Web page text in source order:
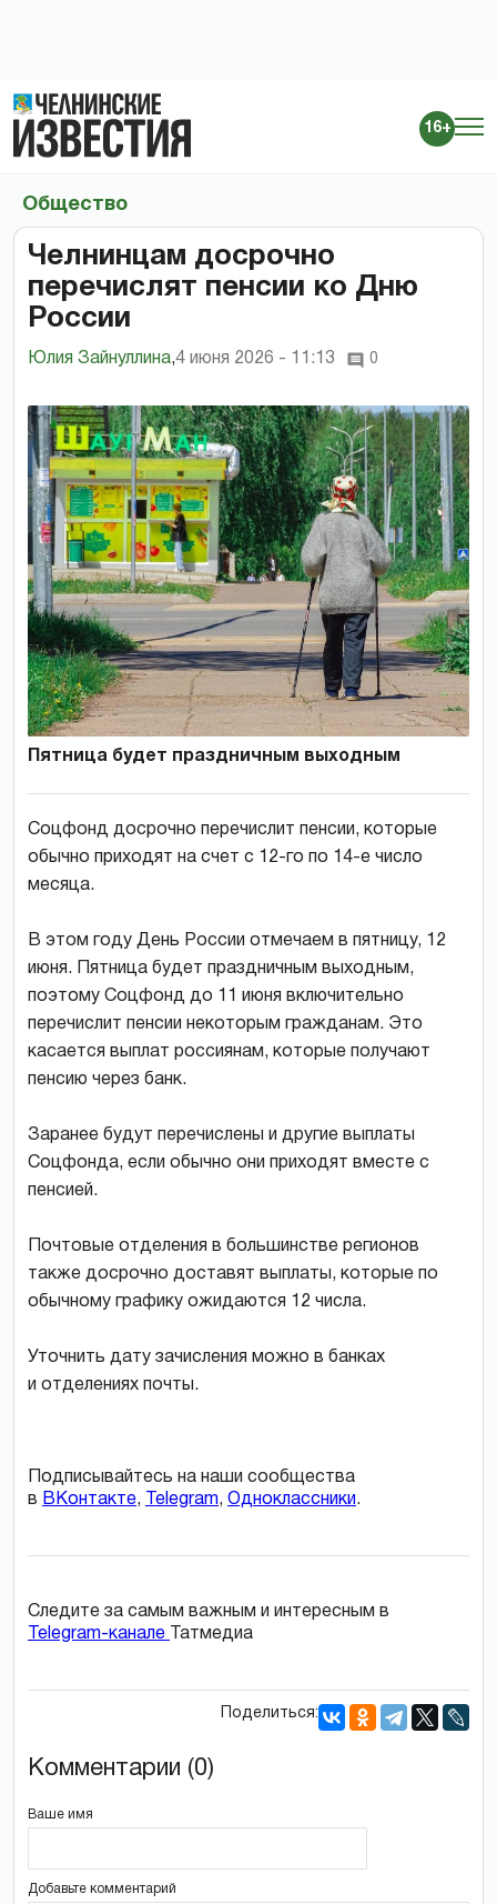
16+
Общество
Челнинцам досрочно
перечислят пенсии ко Дню
России
Юлия Зайнуллина,4 июня 2026 - 11:13 0
Пятница будет праздничным выходным
Соцфонд досрочно перечислит пенсии, которые
обычно приходят на счет с 12-го по 14-е число
месяца.
В этом году День России отмечаем в пятницу, 12
июня. Пятница будет праздничным выходным,
поэтому Соцфонд до 11 июня включительно
перечислит пенсии некоторым гражданам. Это
касается выплат россиянам, которые получают
пенсию через банк.
Заранее будут перечислены и другие выплаты
Соцфонда, если обычно они приходят вместе с
пенсией.
Почтовые отделения в большинстве регионов
также досрочно доставят выплаты, которые по
обычному графику ожидаются 12 числа.
Уточнить дату зачисления можно в банках
и отделениях почты.
Подписывайтесь на наши сообщества
в ВКонтакте, Telegram, Одноклассники .
Следите за самым важным и интересным в
Telegram-канале
Татмедиа
Поделиться:
Комментарии (0)
Ваше имя
Добавьте комментарий